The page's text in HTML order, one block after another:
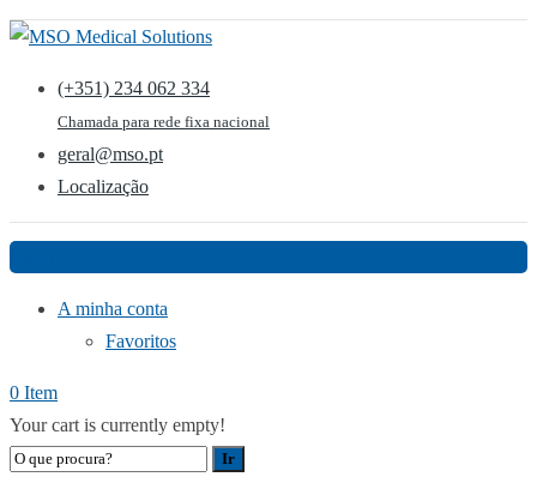
(+351) 234 062 334
Chamada para rede fixa nacional
geral@mso.pt
Localização
A minha conta
Favoritos
0 Item
Your cart is currently empty!